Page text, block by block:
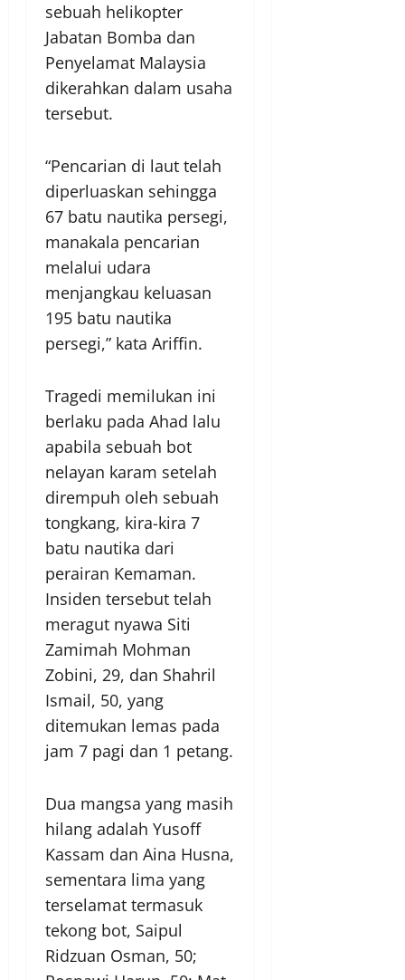
sebuah helikopter
Jabatan Bomba dan
Penyelamat Malaysia
dikerahkan dalam usaha
tersebut.
“Pencarian di laut telah
diperluaskan sehingga
67 batu nautika persegi,
manakala pencarian
melalui udara
menjangkau keluasan
195 batu nautika
persegi,” kata Ariffin.
Tragedi memilukan ini
berlaku pada Ahad lalu
apabila sebuah bot
nelayan karam setelah
dirempuh oleh sebuah
tongkang, kira-kira 7
batu nautika dari
perairan Kemaman.
Insiden tersebut telah
meragut nyawa Siti
Zamimah Mohman
Zobini, 29, dan Shahril
Ismail, 50, yang
ditemukan lemas pada
jam 7 pagi dan 1 petang.
Dua mangsa yang masih
hilang adalah Yusoff
Kassam dan Aina Husna,
sementara lima yang
terselamat termasuk
tekong bot, Saipul
Ridzuan Osman, 50;